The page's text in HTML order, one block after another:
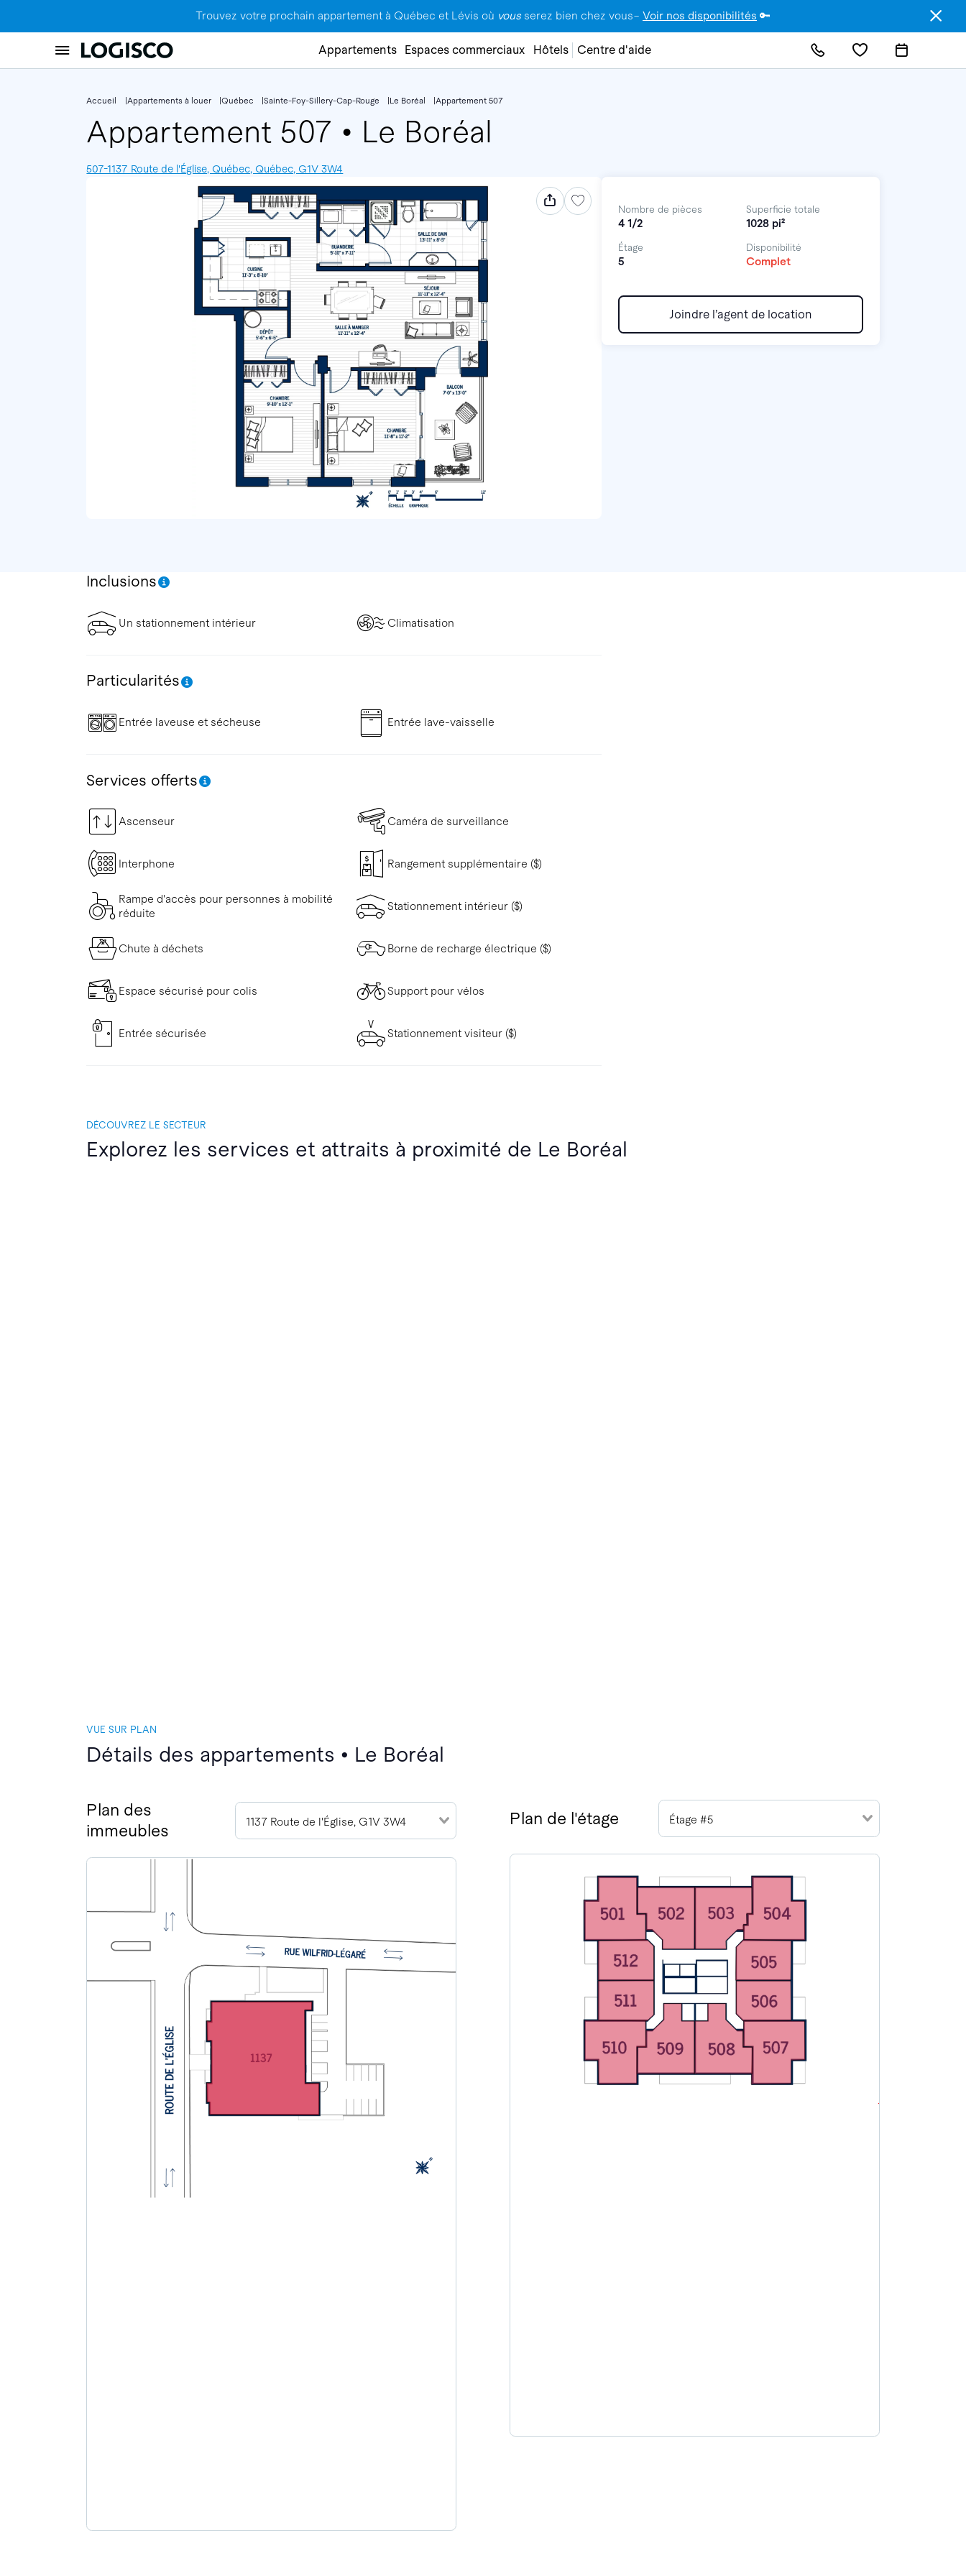
Trouvez votre prochain appartement à Québec et Lévis où vous serez bien chez vous– Voir nos disponibilités 🔑
Appartements Espaces commerciaux Hôtels Centre d'aide
Accueil Appartements à louer Québec Sainte-Foy-Sillery-Cap-Rouge Le Boréal Appartement 507
Appartement 507 • Le Boréal
507-1137 Route de l'Église, Québec, Québec, G1V 3W4
Inclusions
Un stationnement intérieur Climatisation
Particularités
Entrée laveuse et sécheuse Entrée lave-vaisselle
Services offerts
Ascenseur Caméra de surveillance
Interphone Rangement supplémentaire ($)
Rampe d'accès pour personnes à mobilité
réduite
Stationnement intérieur ($)
Chute à déchets Borne de recharge électrique ($)
Espace sécurisé pour colis Support pour vélos
Entrée sécurisée Stationnement visiteur ($)
Nombre de pièces
4 1/2
Superficie totale
1028 pi²
Étage
5
Disponibilité
Complet
Joindre l’agent de location
DÉCOUVREZ LE SECTEUR
Explorez les services et attraits à proximité de Le Boréal
VUE SUR PLAN
Détails des appartements • Le Boréal
Plan des
immeubles
1137 Route de l'Église, G1V 3W4 Plan de l'étage Étage #5